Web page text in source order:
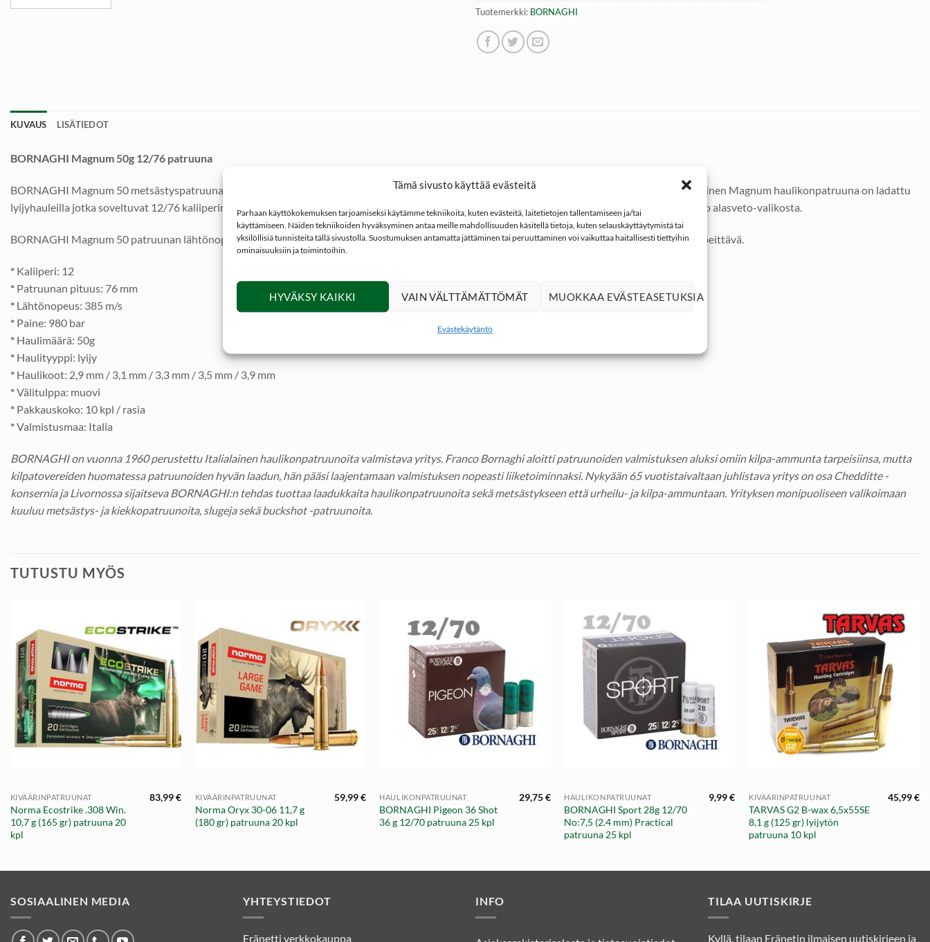
Tämä sivusto käyttää evästeitä
Parhaan käyttökokemuksen tarjoamiseksi käytämme tekniikoita, kuten evästeitä, laitetietojen tallentamiseen ja/tai
käyttämiseen. Näiden tekniikoiden hyväksyminen antaa meille mahdollisuuden käsitellä tietoja, kuten selauskäyttäytymistä tai
yksilöllisiä tunnisteita tällä sivustolla. Suostumuksen antamatta jättäminen tai peruuttaminen voi vaikuttaa haitallisesti tiettyihin
ominaisuuksiin ja toimintoihin.
HYVÄKSY KAIKKI VAIN VÄLTTÄMÄTTÖMÄT MUOKKAA EVÄSTEASETUKSIA
Evästekäytäntö
Tuotemerkki: BORNAGHI
KUVAUS LISÄTIEDOT
BORNAGHI Magnum 50g 12/76 patruuna
BORNAGHI Magnum 50 metsästyspatruuna (ei vesilinnut) monipuoliseen pienriistan metsästykseen maksimaalisella 50g latauksella. Suorituskykyinen Magnum haulikonpatruuna on ladattu
lyijyhauleilla jotka soveltuvat 12/76 kaliiperin haulikoille. Saatavana erittäin laajalla haulivalikoimalla (2,9 mm – 3,9 mm). Valitse haluamasi haulikoko alasveto-valikosta.
BORNAGHI Magnum 50 patruunan lähtönopeus 385 m/s ja paine 980 baria. Tehokas ja hyvän kantomatkan omaava patruuna jonka haulikuvio on peittävä.
* Kaliiperi: 12
* Patruunan pituus: 76 mm
* Lähtönopeus: 385 m/s
* Paine: 980 bar
* Haulimäärä: 50g
* Haulityyppi: lyijy
* Haulikoot: 2,9 mm / 3,1 mm / 3,3 mm / 3,5 mm / 3,9 mm
*Välitulppa: muovi
* Pakkauskoko: 10 kpl / rasia
*Valmistusmaa: Italia
BORNAGHI on vuonna 1960 perustettu Italialainen haulikonpatruunoita valmistava yritys. Franco Bornaghi aloitti patruunoiden valmistuksen aluksi omiin kilpa-ammunta tarpeisiinsa, mutta
kilpatovereiden huomatessa patruunoiden hyvän laadun, hän pääsi laajentamaan valmistuksen nopeasti liiketoiminnaksi. Nykyään 65 vuotistaivaltaan juhlistava yritys on osa Chedditte -
konsernia ja Livornossa sijaitseva BORNAGHI:n tehdas tuottaa laadukkaita haulikonpatruunoita sekä metsästykseen että urheilu- ja kilpa-ammuntaan. Yrityksen monipuoliseen valikoimaan
kuuluu metsästys- ja kiekkopatruunoita, slugeja sekä buckshot -patruunoita.
TUTUSTU MYÖS
KIVÄÄRINPATRUUNAT
Norma Ecostrike .308 Win.
10,7 g (165 gr) patruuna 20
kpl
83,99€ KIVÄÄRINPATRUUNAT
Norma Oryx 30-06 11,7 g
(180 gr) patruuna 20 kpl
59,99€ HAULIKONPATRUUNAT
BORNAGHI Pigeon 36 Shot
36 g 12/70 patruuna 25 kpl
29,75€ HAULIKONPATRUUNAT
BORNAGHI Sport 28g 12/70
No:7,5 (2.4 mm) Practical
patruuna 25 kpl
9,99€ KIVÄÄRINPATRUUNAT
TARVAS G2 B-wax 6,5x55SE
8,1 g (125 gr) lyijytön
patruuna 10 kpl
45,99€
SOSIAALINEN MEDIA YHTEYSTIEDOT
Eränetti verkkokauppa
INFO TILAA UUTISKIRJE
Kyllä, tilaan Eränetin ilmaisen uutiskirjeen ja